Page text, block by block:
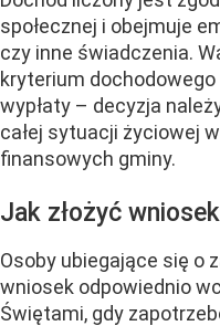
społecznej i obejmuje
czy inne świadczenia.
kryterium
wypłaty – decyzja
całej sytuacji życiowej
finansowych gminy.
Jak złożyć
Osoby ubiegające się o
wniosek odpowiednio
Świętami, gdy